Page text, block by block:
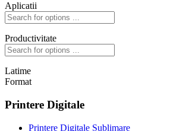
Aplicatii
Productivitate
Latime
Format
Printere Digitale
Printere Digitale Sublimare